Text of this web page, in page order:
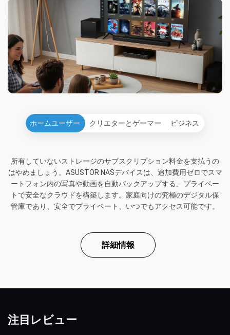
ホームユーザー クリエターとゲーマー ビジネス
所有していないストレージのサブスクリプション料金を支払うの
はやめましょう。ASUSTOR NASデバイスは、追加費用ゼロでスマ
ートフォン内の写真や動画を自動バックアップする、プライベー
トで安全なクラウドを構築します。家庭向けの究極のデジタル保
管庫であり、安全でプライベート、いつでもアクセス可能です。
詳細情報
注目レビュー